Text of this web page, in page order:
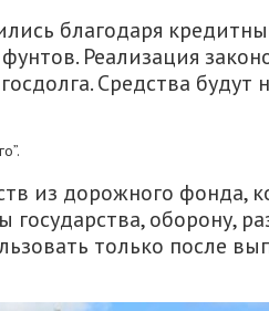
благодаря
Реализация
Средства будут
из дорожного фонда,
оборону,
только после